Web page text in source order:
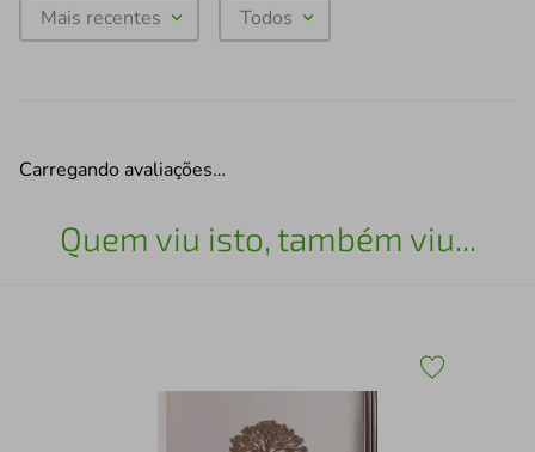
Mais recentes Todos
Carregando avaliações…
Quem viu isto, também viu...